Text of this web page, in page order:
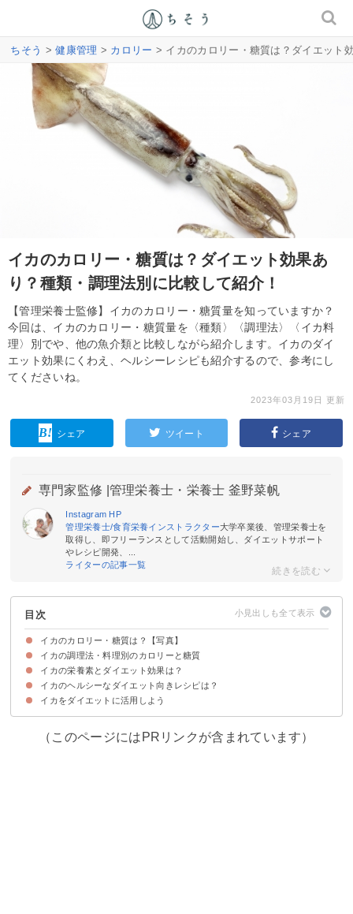
ちそう >健康管理 > カロリー > イカのカロリー・糖質は？ダイエット
イカのカロリー・糖質は？ダイエット効果あ
り？種類・調理法別に比較して紹介！
【管理栄養士監修】イカのカロリー・糖質量を知っていますか？
今回は、イカのカロリー・糖質量を〈種類〉〈調理法〉〈イカ料
理〉別でや、他の魚介類と比較しながら紹介します。イカのダイ
エット効果にくわえ、ヘルシーレシピも紹介するので、参考にし
てくださいね。
2023年03月19日 更新
シェア ツイート シェア
専門家監修 | 管理栄養士・栄養士 釜野菜帆
Instagram HP
管理栄養士/食育栄養インストラクター大学卒業後、管理栄養士を
取得し、即フリーランスとして活動開始し、ダイエットサポート
やレシピ開発、...
ライターの記事一覧
目次
イカのカロリー・糖質は？【写真】
イカ（100g）のカロリー・糖質量【種類別】
イカのカロリー・糖質量を他の魚介類と比較
イカの調理法・料理別のカロリーと糖質
イカの調理法別のカロリー・糖質量
イカの料理別のカロリー・糖質量
イカの栄養素とダイエット効果は？
①タウリン｜血中コレステロールを減少させる
②タンパク質｜基礎代謝の向上
イカのヘルシーなダイエット向きレシピは？
①イカとじゃがいもの煮物（129kcal）
②イカのラタトゥイユ(139kcal)
③ゲソのオイスター炒め(186kcal)
イカをダイエットに活用しよう
（このページにはPRリンクが含まれています）